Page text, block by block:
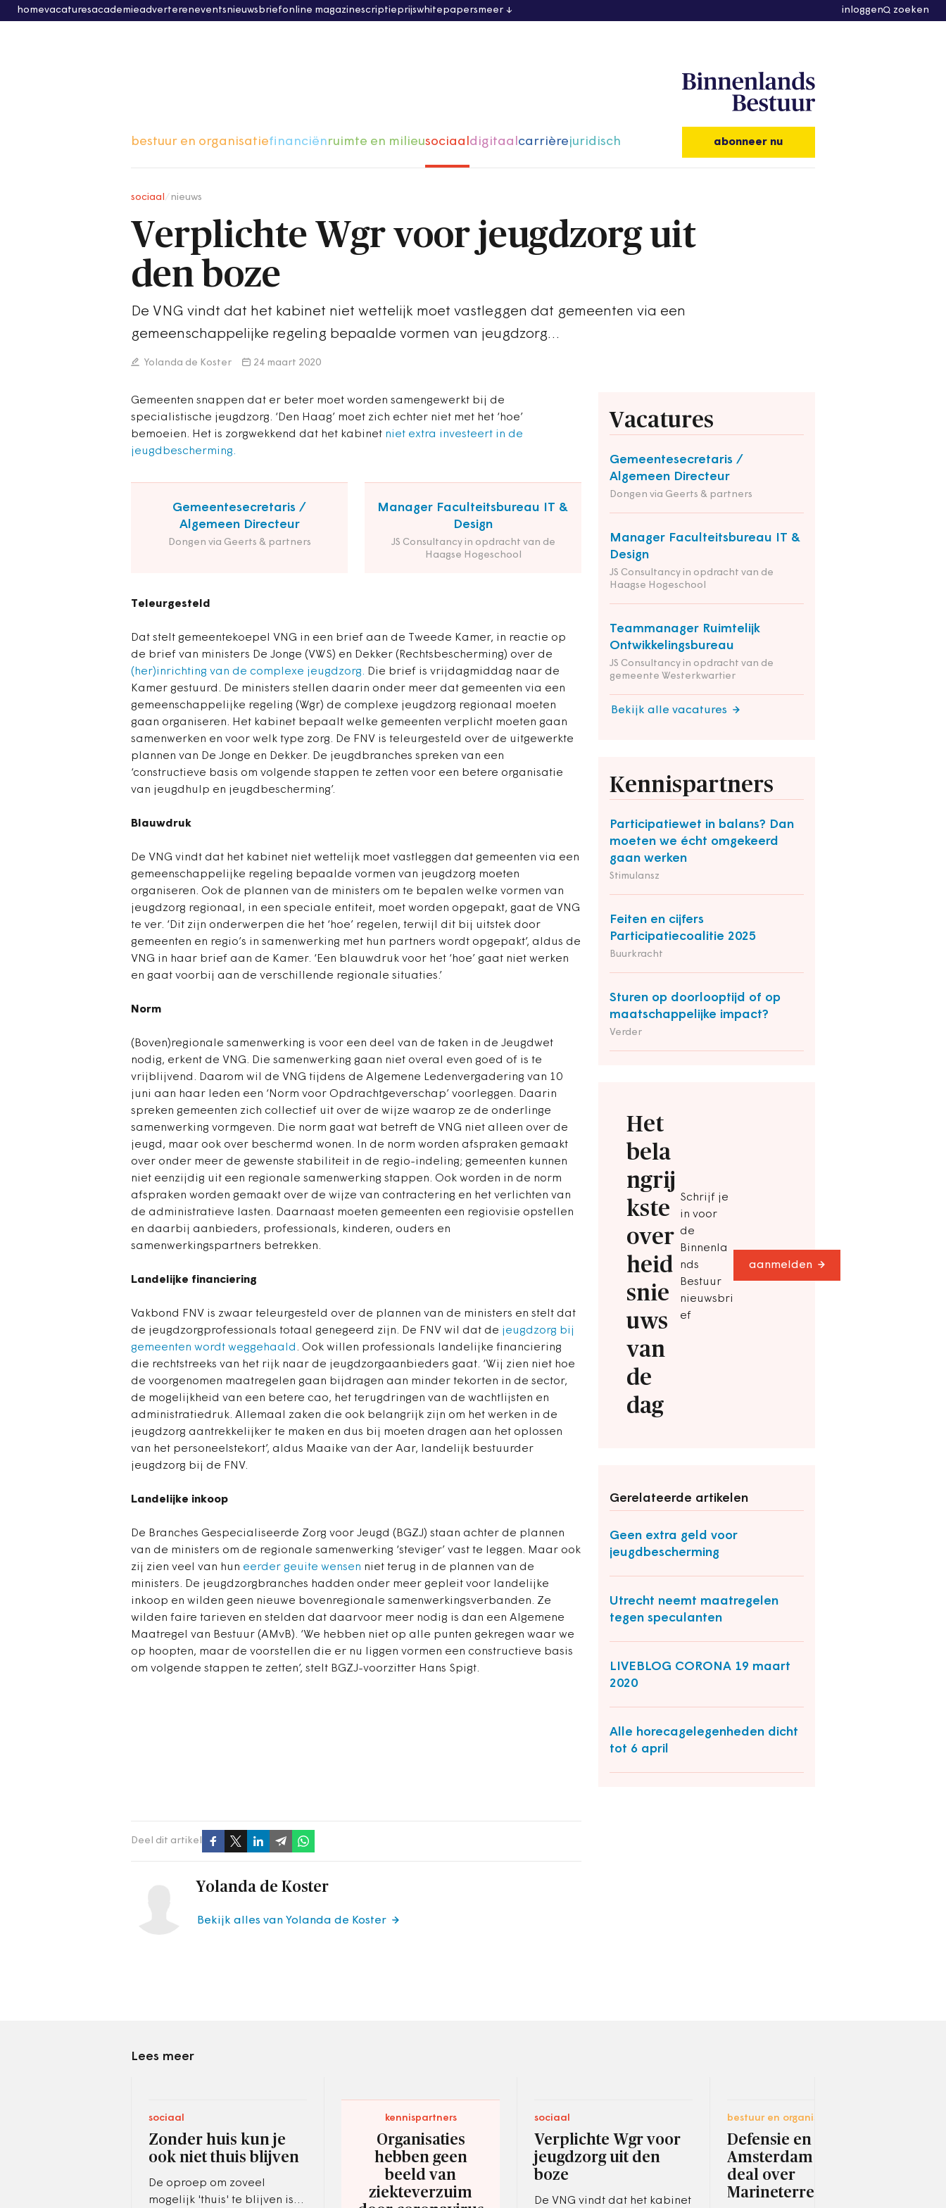
homevacaturesacademieadvertereneventsnieuwsbriefonline magazinescriptieprijswhitepapersmeer inloggen zoeken
bestuur en organisatiefinanciënruimte en milieusociaaldigitaalcarrièrejuridisch abonneer nu
sociaal nieuws
Verplichte Wgr voor jeugdzorg uit
den boze
De VNG vindt dat het kabinet niet wettelijk moet vastleggen dat gemeenten via een
gemeenschappelijke regeling bepaalde vormen van jeugdzorg…
Yolanda de Koster 24 maart 2020
Gemeenten snappen dat er beter moet worden samengewerkt bij de
specialistische jeugdzorg. ‘Den Haag’ moet zich echter niet met het ‘hoe’
bemoeien. Het is zorgwekkend dat het kabinet niet extra investeert in de
jeugdbescherming.
Gemeentesecretaris /
Algemeen Directeur
Dongen via Geerts & partners
Manager Faculteitsbureau IT &
Design
JS Consultancy in opdracht van de
Haagse Hogeschool
Teleurgesteld
Vacatures
Gemeentesecretaris /
Algemeen Directeur
Dongen via Geerts & partners
Manager Faculteitsbureau IT &
Design
JS Consultancy in opdracht van de
Haagse Hogeschool
Teammanager Ruimtelijk
Ontwikkelingsbureau
JS Consultancy in opdracht van de
gemeente Westerkwartier
Bekijk alle vacatures
Kennispartners
Participatiewet in balans? Dan
moeten we écht omgekeerd
gaan werken
Stimulansz
Feiten en cijfers
Participatiecoalitie 2025
Buurkracht
Sturen op doorlooptijd of op
maatschappelijke impact?
Verder
Het
bela
ngrij
kste
over
heid
snie
uws
van
de
dag
Schrijf je
in voor
de
Binnenla
nds
Bestuur
nieuwsbri
ef
aanmelden
Gerelateerde artikelen
Geen extra geld voor
jeugdbescherming
Utrecht neemt maatregelen
tegen speculanten
LIVEBLOG CORONA 19 maart
2020
Alle horecagelegenheden dicht
tot 6 april
Dat stelt gemeentekoepel VNG in een brief aan de Tweede Kamer, in reactie op
de brief van ministers De Jonge (VWS) en Dekker (Rechtsbescherming) over de
(her)inrichting van de complexe jeugdzorg. Die brief is vrijdagmiddag naar de
Kamer gestuurd. De ministers stellen daarin onder meer dat gemeenten via een
gemeenschappelijke regeling (Wgr) de complexe jeugdzorg regionaal moeten
gaan organiseren. Het kabinet bepaalt welke gemeenten verplicht moeten gaan
samenwerken en voor welk type zorg. De FNV is teleurgesteld over de uitgewerkte
plannen van De Jonge en Dekker. De jeugdbranches spreken van een
‘constructieve basis om volgende stappen te zetten voor een betere organisatie
van jeugdhulp en jeugdbescherming’.
Blauwdruk
De VNG vindt dat het kabinet niet wettelijk moet vastleggen dat gemeenten via een
gemeenschappelijke regeling bepaalde vormen van jeugdzorg moeten
organiseren. Ook de plannen van de ministers om te bepalen welke vormen van
jeugdzorg regionaal, in een speciale entiteit, moet worden opgepakt, gaat de VNG
te ver. ‘Dit zijn onderwerpen die het ‘hoe’ regelen, terwijl dit bij uitstek door
gemeenten en regio’s in samenwerking met hun partners wordt opgepakt’, aldus de
VNG in haar brief aan de Kamer. ‘Een blauwdruk voor het ‘hoe’ gaat niet werken
en gaat voorbij aan de verschillende regionale situaties.’
Norm
(Boven)regionale samenwerking is voor een deel van de taken in de Jeugdwet
nodig, erkent de VNG. Die samenwerking gaan niet overal even goed of is te
vrijblijvend. Daarom wil de VNG tijdens de Algemene Ledenvergadering van 10
juni aan haar leden een ‘Norm voor Opdrachtgeverschap’ voorleggen. Daarin
spreken gemeenten zich collectief uit over de wijze waarop ze de onderlinge
samenwerking vormgeven. Die norm gaat wat betreft de VNG niet alleen over de
jeugd, maar ook over beschermd wonen. In de norm worden afspraken gemaakt
over onder meer de gewenste stabiliteit in de regio-indeling; gemeenten kunnen
niet eenzijdig uit een regionale samenwerking stappen. Ook worden in de norm
afspraken worden gemaakt over de wijze van contractering en het verlichten van
de administratieve lasten. Daarnaast moeten gemeenten een regiovisie opstellen
en daarbij aanbieders, professionals, kinderen, ouders en
samenwerkingspartners betrekken.
Landelijke financiering
Vakbond FNV is zwaar teleurgesteld over de plannen van de ministers en stelt dat
de jeugdzorgprofessionals totaal genegeerd zijn. De FNV wil dat de jeugdzorg bij
gemeenten wordt weggehaald . Ook willen professionals landelijke financiering
die rechtstreeks van het rijk naar de jeugdzorgaanbieders gaat. ‘Wij zien niet hoe
de voorgenomen maatregelen gaan bijdragen aan minder tekorten in de sector,
de mogelijkheid van een betere cao, het terugdringen van de wachtlijsten en
administratiedruk. Allemaal zaken die ook belangrijk zijn om het werken in de
jeugdzorg aantrekkelijker te maken en dus bij moeten dragen aan het oplossen
van het personeelstekort’, aldus Maaike van der Aar, landelijk bestuurder
jeugdzorg bij de FNV.
Landelijke inkoop
De Branches Gespecialiseerde Zorg voor Jeugd (BGZJ) staan achter de plannen
van de ministers om de regionale samenwerking ‘steviger’ vast te leggen. Maar ook
zij zien veel van hun eerder geuite wensen niet terug in de plannen van de
ministers. De jeugdzorgbranches hadden onder meer gepleit voor landelijke
inkoop en wilden geen nieuwe bovenregionale samenwerkingsverbanden. Ze
wilden faire tarieven en stelden dat daarvoor meer nodig is dan een Algemene
Maatregel van Bestuur (AMvB). ‘We hebben niet op alle punten gekregen waar we
op hoopten, maar de voorstellen die er nu liggen vormen een constructieve basis
om volgende stappen te zetten’, stelt BGZJ-voorzitter Hans Spigt.
Deel dit artikel
Yolanda de Koster
Bekijk alles van Yolanda de Koster
Lees meer
sociaal
Zonder huis kun je
ook niet thuis blijven
De oproep om zoveel
mogelijk 'thuis' te blijven is
kennispartners
Organisaties
hebben geen
beeld van
ziekteverzuim
sociaal
Verplichte Wgr voor
jeugdzorg uit den
boze
De VNG vindt dat het kabinet
bestuur en organisatie
Defensie en
Amsterdam sluiten
deal over
Marineterrein